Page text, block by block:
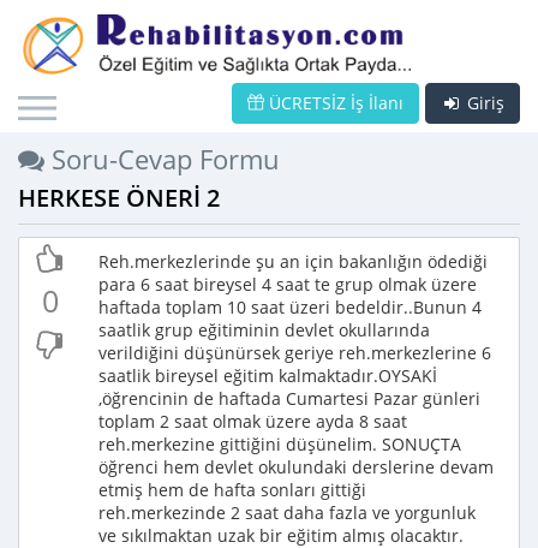
Giriş
ÜCRETSİZ İş İlanı
Soru-Cevap Formu
HERKESE ÖNERİ 2
0
Reh.merkezlerinde şu an için bakanlığın ödediği
para 6 saat bireysel 4 saat te grup olmak üzere
haftada toplam 10 saat üzeri bedeldir..Bunun 4
saatlik grup eğitiminin devlet okullarında
verildiğini düşünürsek geriye reh.merkezlerine 6
saatlik bireysel eğitim kalmaktadır.OYSAKİ
,öğrencinin de haftada Cumartesi Pazar günleri
toplam 2 saat olmak üzere ayda 8 saat
reh.merkezine gittiğini düşünelim. SONUÇTA
öğrenci hem devlet okulundaki derslerine devam
etmiş hem de hafta sonları gittiği
reh.merkezinde 2 saat daha fazla ve yorgunluk
ve sıkılmaktan uzak bir eğitim almış olacaktır.